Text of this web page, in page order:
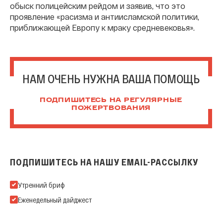
обыск полицейским рейдом и заявив, что это
проявление «расизма и антиисламской политики,
приближающей Европу к мраку средневековья».
НАМ ОЧЕНЬ НУЖНА ВАША ПОМОЩЬ
ПОДПИШИТЕСЬ НА РЕГУЛЯРНЫЕ
ПОЖЕРТВОВАНИЯ
ПОДПИШИТЕСЬ НА НАШУ EMAIL-РАССЫЛКУ
Подпишитесь на нашу Email-рассылку
Утренний бриф
Еженедельный дайджест